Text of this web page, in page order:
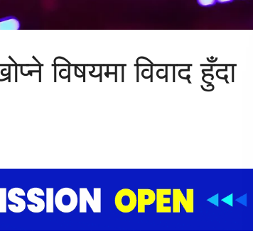
विषयमा विवाद हुँदा